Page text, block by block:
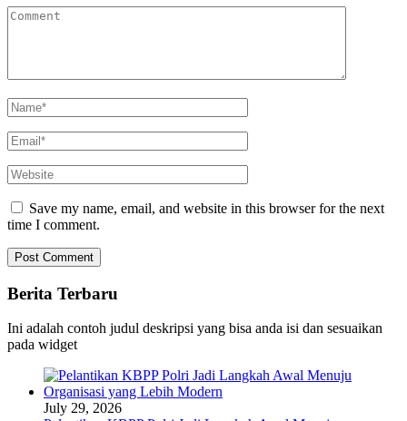
Save my name, email, and website in this browser for the next
time I comment.
Berita Terbaru
Ini adalah contoh judul deskripsi yang bisa anda isi dan sesuaikan
pada widget
July 29, 2026